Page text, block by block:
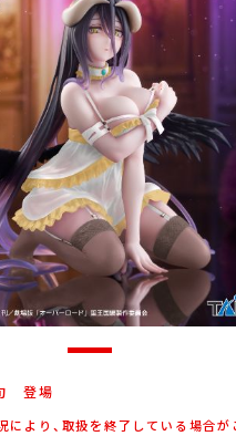
登場
より、取扱を終了している場合が